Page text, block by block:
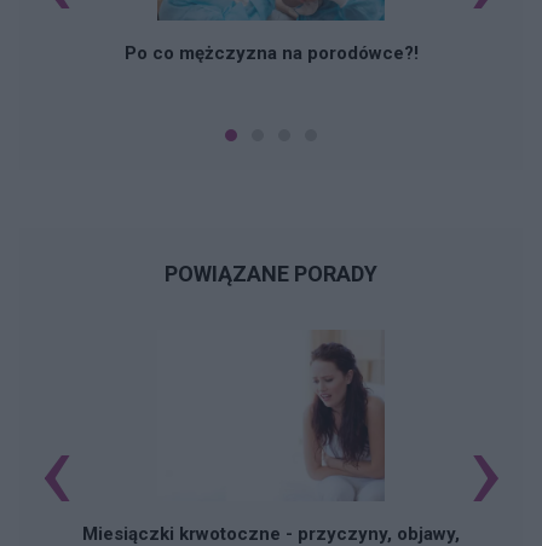
Po co mężczyzna na porodówce?!
POWIĄZANE PORADY
Miesiączki krwotoczne - przyczyny, objawy,
‹ ›